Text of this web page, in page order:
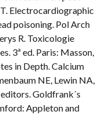
Electrocardiographic
poisoning. Pol Arch
R. Toxicologie
3ª ed. Paris: Masson,
in Depth. Calcium
NE, Lewin NA,
Goldfrank´s
Appleton and